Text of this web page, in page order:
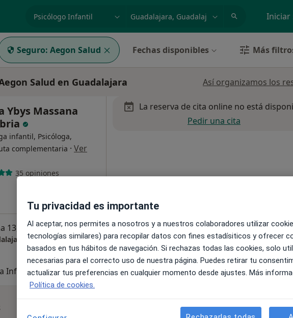
especialidad, enfermedad o nombre Iniciar
Seguro: Aegon Salud Fechas disponibles Más
Salud en Guadalajara Así organizamos los
Ybys Massana
infantil, Psicóloga,
complementaria · Ver
35 opiniones
13, Guadalajara •Mapa
y en Alovera)
Infantil
La reserva de cita online no está
Pedir una cita
Tu privacidad es importante
Al aceptar, nos permites a nosotros y a nuestros colaboradores utilizar
tecnologías similares) para recopilar datos con fines estadísiticos y ofrecer
basados en tus hábitos de navegación. Si rechazas todas las cookies, solo
necesarias para el correcto uso de nuestra página. Puedes retirar tu
actualizar tus preferencias en cualquier momento desde ajustes. Más
Política de cookies.